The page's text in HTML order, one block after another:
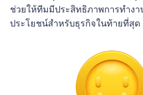
ช่วยให้ทีมมีประสิทธิภาพการทำงา
ประโยชน์สำหรับธุรกิจในท้ายที่สุด